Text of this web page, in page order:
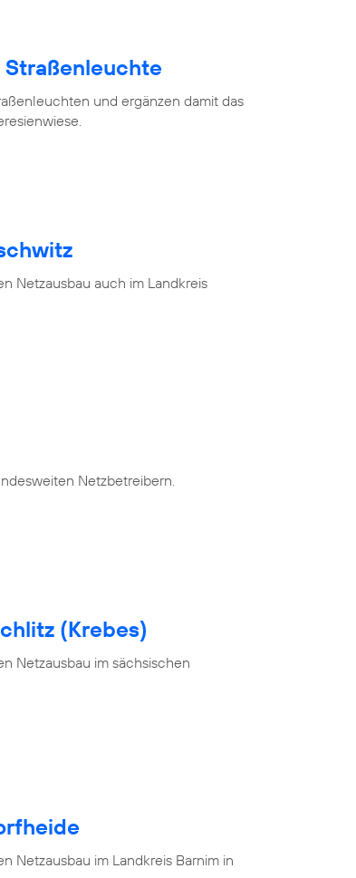
und ergänzen damit das
Netzausbau auch im Landkreis
Netzbetreibern.
(Krebes)
Netzausbau im sächsischen
Netzausbau im Landkreis Barnim in